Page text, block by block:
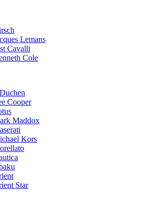
Lemans
Cavalli
Cole
Cooper
Maddox
Kors
Star